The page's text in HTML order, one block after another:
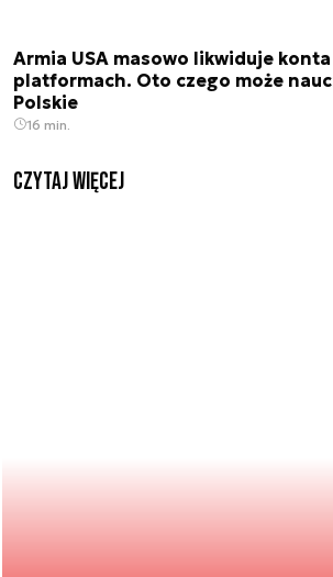
Armia USA masowo likwiduje
platformach. Oto czego może
Polskie
16 min.
czytaj więcej